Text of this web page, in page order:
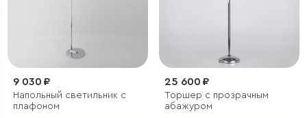
9 030 ₽
Напольный светильник с
плафоном
25 600 ₽
Торшер с прозрачным
абажуром